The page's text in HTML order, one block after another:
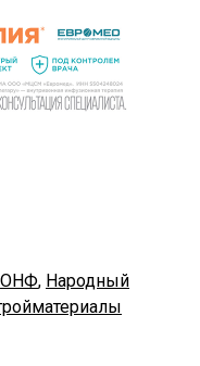
ОНФ, Народный